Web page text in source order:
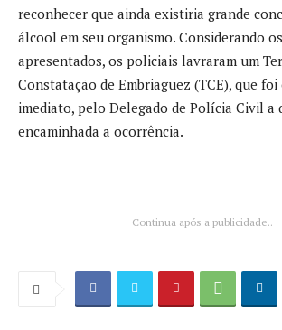
reconhecer que ainda existiria grande
álcool em seu organismo. Considerando
apresentados, os policiais lavraram um
Constatação de Embriaguez (TCE), que
imediato, pelo Delegado de Polícia Civil a
encaminhada a ocorrência.
Continua após a publicidade..